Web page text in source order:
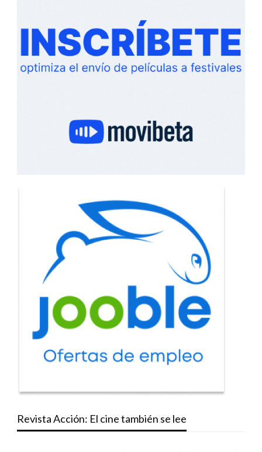
Revista Acción: El cine también se lee